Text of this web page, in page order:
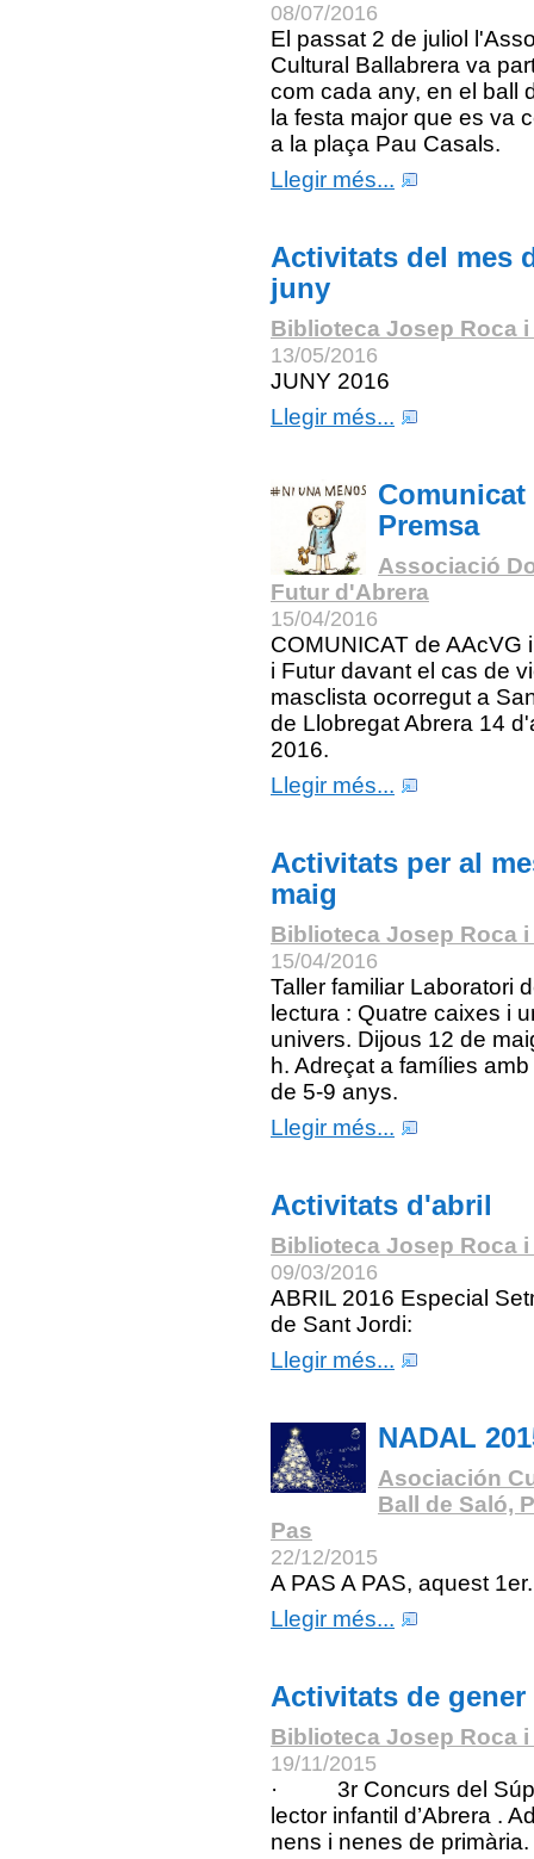
08/07/2016
El passat 2 de juliol
Cultural Ballabrera va
com cada any, en el ball
la festa major que es va
a la plaça Pau Casals.
Llegir més...
Activitats del mes
juny
Biblioteca Josep Roca
13/05/2016
JUNY 2016
Llegir més...
Comunicat
Premsa
Associació
Futur d'Abrera
15/04/2016
COMUNICAT de AAcVG
i Futur davant el cas de
masclista ocorregut a
de Llobregat Abrera 14
2016.
Llegir més...
Activitats per al
maig
Biblioteca Josep Roca
15/04/2016
Taller familiar Laboratori
lectura : Quatre caixes i
univers. Dijous 12 de
h. Adreçat a famílies
de 5-9 anys.
Llegir més...
Activitats d'abril
Biblioteca Josep Roca
09/03/2016
ABRIL 2016 Especial
de Sant Jordi:
Llegir més...
NADAL
Asociación
Ball de Saló,
Pas
22/12/2015
A PAS A PAS, aquest 1er.
Llegir més...
Activitats de gener
Biblioteca Josep Roca
19/11/2015
· 3r Concurs del
lector infantil d’Abrera .
nens i nenes de primària.